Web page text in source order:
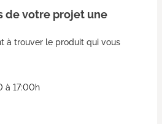
de votre projet une
à trouver le produit qui vous
à 17:00h